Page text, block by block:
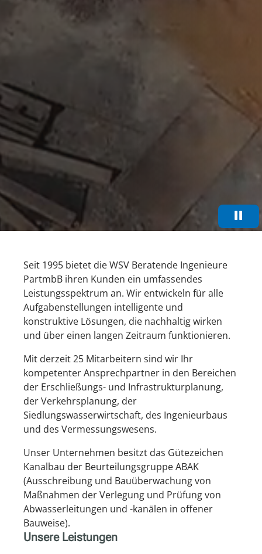
Seit 1995 bietet die WSV Beratende Ingenieure
PartmbB ihren Kunden ein umfassendes
Leistungsspektrum an. Wir entwickeln für alle
Aufgabenstellungen intelligente und
konstruktive Lösungen, die nachhaltig wirken
und über einen langen Zeitraum funktionieren.
Mit derzeit 25 Mitarbeitern sind wir Ihr
kompetenter Ansprechpartner in den Bereichen
der Erschließungs- und Infrastrukturplanung,
der Verkehrsplanung, der
Siedlungswasserwirtschaft, des Ingenieurbaus
und des Vermessungswesens.
Unser Unternehmen besitzt das Gütezeichen
Kanalbau der Beurteilungsgruppe ABAK
(Ausschreibung und Bauüberwachung von
Maßnahmen der Verlegung und Prüfung von
Abwasserleitungen und -kanälen in offener
Bauweise).
Unsere Leistungen